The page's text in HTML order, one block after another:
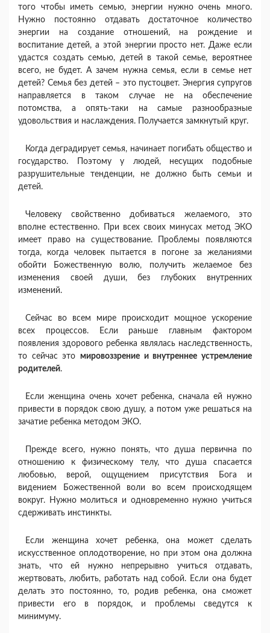
того чтобы иметь семью, энергии нужно очень много.
Нужно постоянно отдавать достаточное количество
энергии на создание отношений, на рождение и
воспитание детей, а этой энергии просто нет. Даже если
удастся создать семью, детей в такой семье, вероятнее
всего, не будет. А зачем нужна семья, если в семье нет
детей? Семья без детей – это пустоцвет. Энергия супругов
направляется в таком случае не на обеспечение
потомства, а опять-таки на самые разнообразные
удовольствия и наслаждения. Получается замкнутый круг.
Когда деградирует семья, начинает погибать общество и
государство. Поэтому у людей, несущих подобные
разрушительные тенденции, не должно быть семьи и
детей.
Человеку свойственно добиваться желаемого, это
вполне естественно. При всех своих минусах метод ЭКО
имеет право на существование. Проблемы появляются
тогда, когда человек пытается в погоне за желаниями
обойти Божественную волю, получить желаемое без
изменения своей души, без глубоких внутренних
изменений.
Сейчас во всем мире происходит мощное ускорение
всех процессов. Если раньше главным фактором
появления здорового ребенка являлась наследственность,
то сейчас это мировоззрение и внутреннее устремление
родителей.
Если женщина очень хочет ребенка, сначала ей нужно
привести в порядок свою душу, а потом уже решаться на
зачатие ребенка методом ЭКО.
Прежде всего, нужно понять, что душа первична по
отношению к физическому телу, что душа спасается
любовью, верой, ощущением присутствия Бога и
видением Божественной воли во всем происходящем
вокруг. Нужно молиться и одновременно нужно учиться
сдерживать инстинкты.
Если женщина хочет ребенка, она может сделать
искусственное оплодотворение, но при этом она должна
знать, что ей нужно непрерывно учиться отдавать,
жертвовать, любить, работать над собой. Если она будет
делать это постоянно, то, родив ребенка, она сможет
привести его в порядок, и проблемы сведутся к
минимуму.